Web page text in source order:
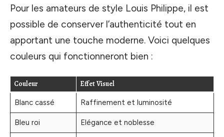
Pour les amateurs de style Louis Philippe, il est
possible de conserver l’authenticité tout en
apportant une touche moderne. Voici quelques
couleurs qui fonctionneront bien :
Couleur Effet Visuel
Blanc cassé Raffinement et luminosité
Bleu roi Elégance et noblesse